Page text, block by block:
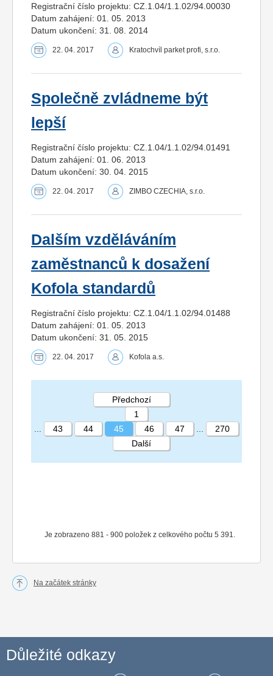
Registrační číslo projektu: CZ.1.04/1.1.02/94.00030
Datum zahájení: 01. 05. 2013
Datum ukončení: 31. 08. 2014
22. 04. 2017 Kratochvíl parket profi, s.r.o.
Společně zvládneme být
lepší
Registrační číslo projektu: CZ.1.04/1.1.02/94.01491
Datum zahájení: 01. 06. 2013
Datum ukončení: 30. 04. 2015
22. 04. 2017 ZIMBO CZECHIA, s.r.o.
Dalším vzděláváním
zaměstnanců k dosažení
Kofola standardů
Registrační číslo projektu: CZ.1.04/1.1.02/94.01488
Datum zahájení: 01. 05. 2013
Datum ukončení: 31. 05. 2015
22. 04. 2017 Kofola a.s.
STRÁNKA 45 270
Je zobrazeno 881 - 900 položek z celkového počtu 5 391.
Předchozí
1
43 44 45 46 47
270
Další
Na začátek stránky
Důležité odkazy